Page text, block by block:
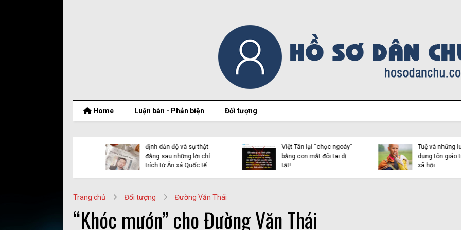
Home Luận bàn - Phản biện Đối tượng
định dẫn độ và sự thật
đằng sau những lời chỉ
trích từ Ân xá Quốc tế
Việt Tân lại “chọc ngoáy”
bằng con mắt đôi tai dị
tật!
Tuệ và những luận điệu
dụng tôn giáo trên
xã hội
Trang chủ Đối tượng Đường Văn Thái
“Khóc mướn” cho Đường Văn Thái